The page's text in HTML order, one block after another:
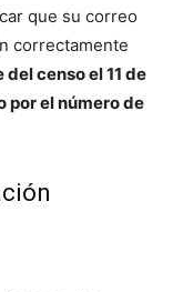
que su correo
correctamente
del censo el 11 de
por el número de